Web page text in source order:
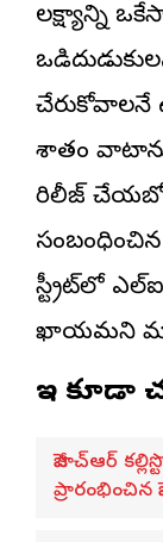
లక్ష్యాన్ని
చేరుకోవాలనే
శాతం వాటాను
రిలీజ్
స్ట్రీట్‌లో
ఖాయమని
ఇవి కూడా
జీహెచ్ఆర్
ప్రారంభించిన